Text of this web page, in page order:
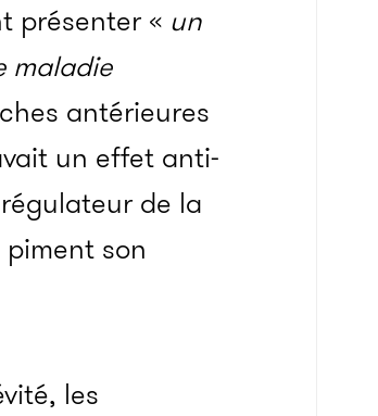
présenter « un
maladie
antérieures
un effet anti-
de la
son
les